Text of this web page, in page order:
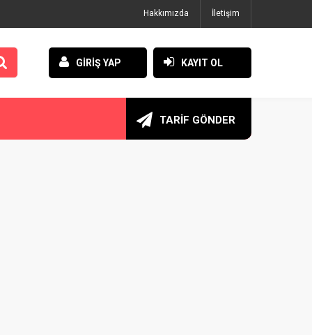
Hakkımızda İletişim
GİRİŞ YAP KAYIT OL
TARİF GÖNDER